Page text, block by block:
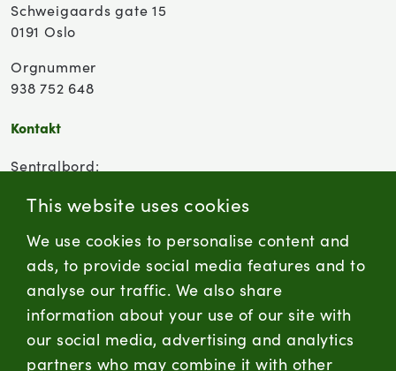
This website uses cookies
We use cookies to personalise content and
ads, to provide social media features and to
analyse our traffic. We also share
information about your use of our site with
our social media, advertising and analytics
partners who may combine it with other
Schweigaards gate 15
0191 Oslo
Orgnummer
938 752 648
Kontakt
Sentralbord:
Kontaktskjema
firmapost@nortura.no